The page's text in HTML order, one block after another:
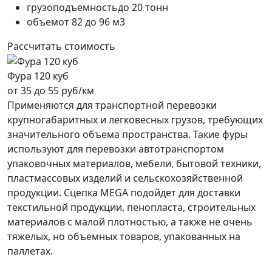
грузоподъемностьдо 20 тонн
объемот 82 до 96 м3
Рассчитать стоимость
Фура 120 куб
от 35 до 55 руб/км
Применяются для транспортной перевозки
крупногабаритных и легковесных грузов, требующих
значительного объема пространства. Такие фуры
используют для перевозки автотранспортом
упаковочных материалов, мебели, бытовой техники,
пластмассовых изделий и сельскохозяйственной
продукции. Сцепка MEGA подойдет для доставки
текстильной продукции, пенопласта, строительных
материалов с малой плотностью, а также не очень
тяжелых, но объемных товаров, упакованных на
паллетах.